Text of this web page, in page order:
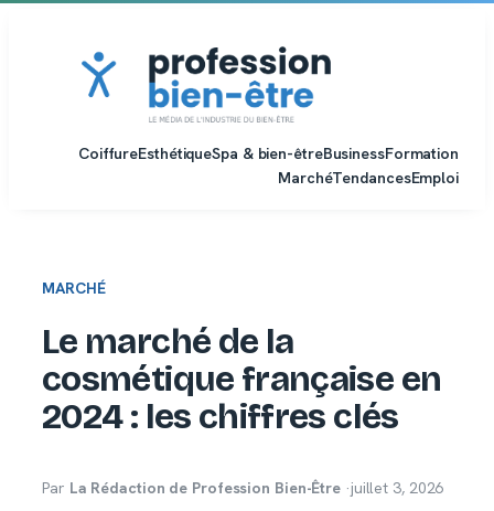
CoiffureEsthétiqueSpa & bien-êtreBusinessFormation
MarchéTendancesEmploi
MARCHÉ
Le marché de la
cosmétique française en
2024 : les chiffres clés
Par La Rédaction de Profession Bien-Être ·juillet 3, 2026